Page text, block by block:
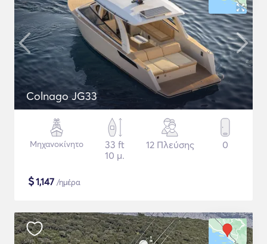
Colnago JG33
Μηχανοκίνητο
33 ft
10 μ.
12 Πλεύσης 0
$1,147 /ημέρα